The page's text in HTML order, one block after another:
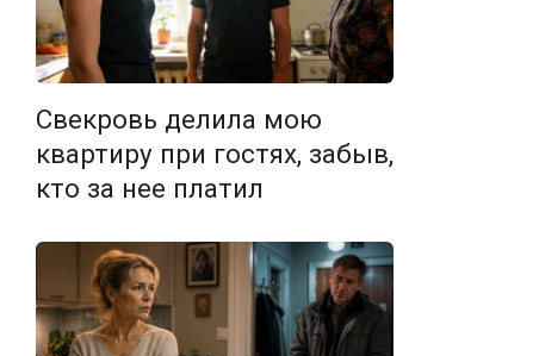
Свекровь делила мою
квартиру при гостях, забыв,
кто за нее платил